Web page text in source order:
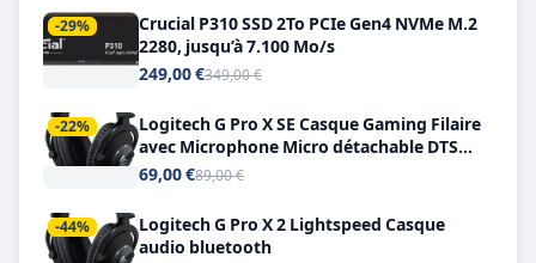
-29%
Crucial P310 SSD 2To PCIe Gen4 NVMe M.2
2280, jusqu’à 7.100 Mo/s
249,00 €349,00 €
-22%
Logitech G Pro X SE Casque Gaming Filaire
avec Microphone Micro détachable DTS
Headphone X 7.1
69,00 €89,00 €
-44%
Logitech G Pro X 2 Lightspeed Casque
audio bluetooth